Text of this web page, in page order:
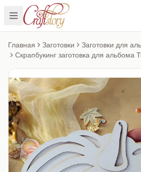
Главная Заготовки
Заготовки для
Скрапбукинг заготовка для альбома